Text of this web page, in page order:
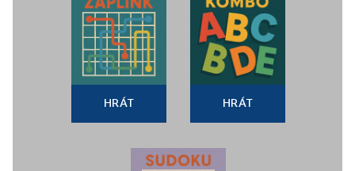
HRÁT HRÁT